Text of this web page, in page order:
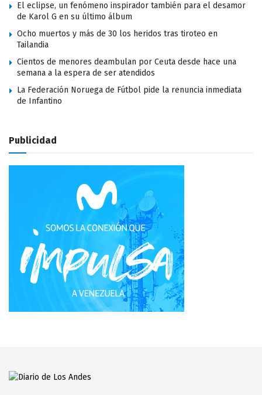
El eclipse, un fenómeno inspirador también para el desamor
de Karol G en su último álbum
Ocho muertos y más de 30 los heridos tras tiroteo en
Tailandia
Cientos de menores deambulan por Ceuta desde hace una
semana a la espera de ser atendidos
La Federación Noruega de Fútbol pide la renuncia inmediata
de Infantino
Publicidad